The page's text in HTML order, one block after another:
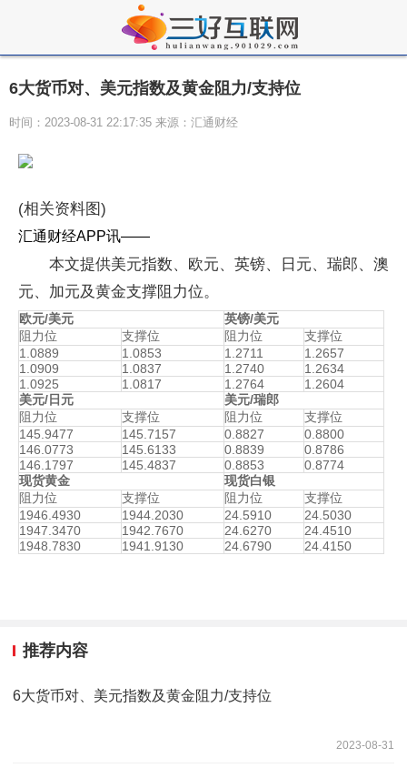
6大货币对、美元指数及黄金阻力/支持位
时间：2023-08-31 22:17:35 来源：汇通财经
(相关资料图)
汇通财经APP讯——
本文提供美元指数、欧元、英镑、日元、瑞郎、澳
元、加元及黄金支撑阻力位。
欧元/美元
英镑/美元
阻力位
支撑位 阻力位
支撑位
1.0889
1.0853 1.2711
1.2657
1.0909
1.0837 1.2740
1.2634
1.0925
1.0817 1.2764
1.2604
美元/日元
美元/瑞郎
阻力位
支撑位 阻力位
支撑位
145.9477
145.7157 0.8827
0.8800
146.0773
145.6133 0.8839
0.8786
146.1797
145.4837 0.8853
0.8774
现货黄金
现货白银
阻力位
支撑位 阻力位
支撑位
1946.4930
1944.2030 24.5910
24.5030
1947.3470
1942.7670 24.6270
24.4510
1948.7830
1941.9130 24.6790 24.4150
推荐内容
6大货币对、美元指数及黄金阻力/支持位
2023-08-31